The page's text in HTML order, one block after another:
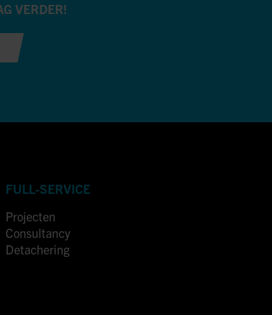
VERDER!
FULL-SERVICE
Projecten
Consultancy
Detachering